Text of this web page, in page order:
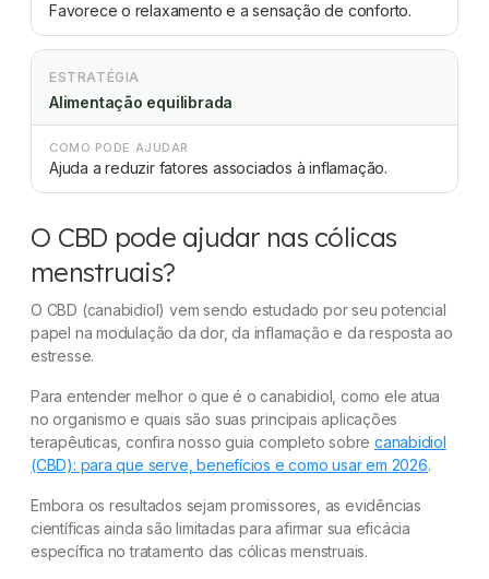
Favorece o relaxamento e a sensação de conforto.
ESTRATÉGIA
Alimentação equilibrada
COMO PODE AJUDAR
Ajuda a reduzir fatores associados à inflamação.
O CBD pode ajudar nas cólicas
menstruais?
O CBD (canabidiol) vem sendo estudado por seu potencial
papel na modulação da dor, da inflamação e da resposta ao
estresse.
Para entender melhor o que é o canabidiol, como ele atua
no organismo e quais são suas principais aplicações
terapêuticas, confira nosso guia completo sobre canabidiol
(CBD): para que serve, benefícios e como usar em 2026.
Embora os resultados sejam promissores, as evidências
científicas ainda são limitadas para afirmar sua eficácia
específica no tratamento das cólicas menstruais.